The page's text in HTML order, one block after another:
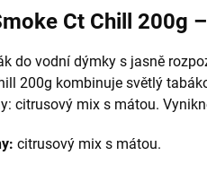
Ct Chill 200g
do vodní dýmky s jasně
200g kombinuje světlý
citrusový mix s mátou.
citrusový mix s mátou.